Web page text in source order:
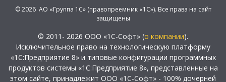
© 2026 АО «Группа 1С» (правопреемник «1С»). Все права на сайт
защищены
© 2011- 2026 ООО «1С-Софт» (о компании).
Исключительное право на технологическую платформу
«1С:Предприятие 8» и типовые конфигурации программных
продуктов системы «1С:Предприятие 8», представленные на
этом сайте, принадлежит ООО «1С-Софт» - 100% дочерней